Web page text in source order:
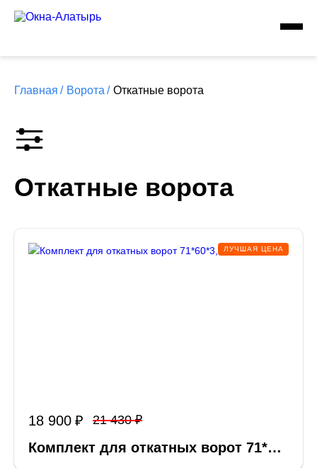
Главная / Ворота / Откатные ворота
Откатные ворота
ЛУЧШАЯ ЦЕНА
18 900 21 430
Комплект для откатных ворот 71*…